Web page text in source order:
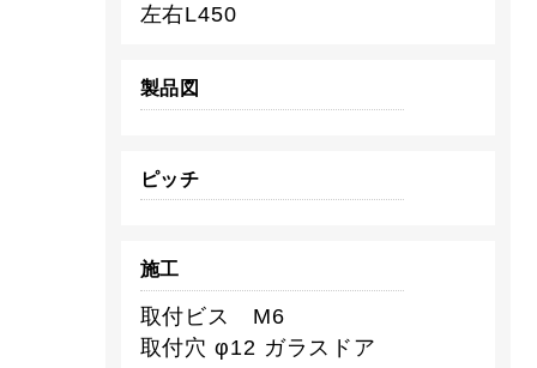
左右L450
製品図
ピッチ
施工
取付ビス M6
取付穴 φ12 ガラスドア